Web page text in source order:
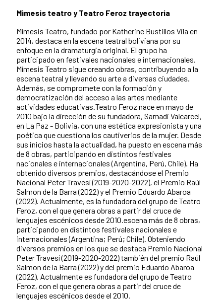
Mìmesis teatro y Teatro Feroz trayectoria
Mímesis Teatro, fundado por Katherine Bustillos Vila en
2014, destaca en la escena teatral boliviana por su
enfoque en la dramaturgia original. El grupo ha
participado en festivales nacionales e internacionales.
Mímesis Teatro sigue creando obras, contribuyendo a la
escena teatral y llevando su arte a diversas ciudades.
Además, se compromete con la formación y
democratización del acceso a las artes mediante
actividades educativas.Teatro Feroz nace en mayo de
2010 bajo la dirección de su fundadora, Samadi Valcarcel,
en La Paz - Bolivia, con una estética expresionista y una
poética que cuestiona los cautiverios de la mujer. Desde
sus inicios hasta la actualidad, ha puesto en escena más
de 8 obras, participando en distintos festivales
nacionales e internacionales (Argentina, Perú, Chile). Ha
obtenido diversos premios, destacándose el Premio
Nacional Peter Travesí (2019-2020-2022), el Premio Raúl
Salmon de la Barra (2022) y el Premio Eduardo Abaroa
(2022). Actualmente, es la fundadora del grupo de Teatro
Feroz, con el que genera obras a partir del cruce de
lenguajes escénicos desde 2010.escena más de 8 obras,
participando en distintos festivales nacionales e
internacionales (Argentina; Perú; Chile). Obteniendo
diversos premios en los que se destaca Premio Nacional
Peter Travesí (2019-2020-2022) también del premio Raúl
Salmon de la Barra (2022) y del premio Eduardo Abaroa
(2022). Actualmente es fundadora del grupo de Teatro
Feroz, con el que genera obras a partir del cruce de
lenguajes escénicos desde el 2010.